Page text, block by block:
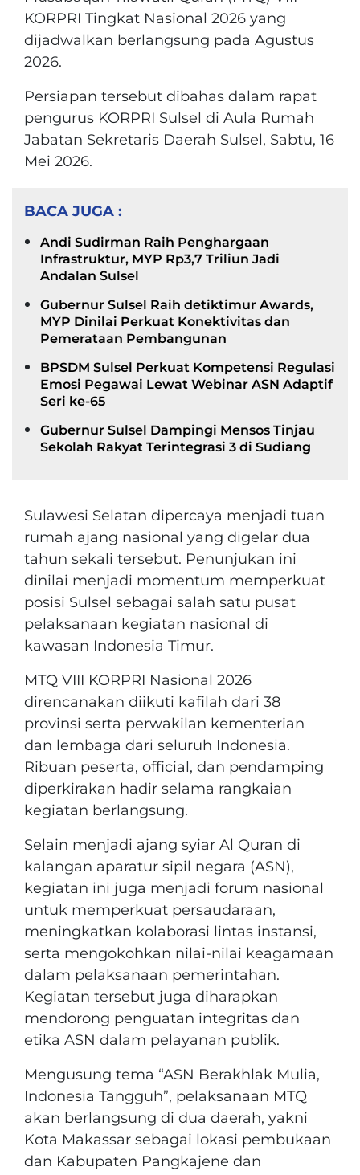
KORPRI Tingkat Nasional 2026 yang
dijadwalkan berlangsung pada Agustus
2026.
Persiapan tersebut dibahas dalam rapat
pengurus KORPRI Sulsel di Aula Rumah
Jabatan Sekretaris Daerah Sulsel, Sabtu, 16
Mei 2026.
BACA JUGA :
Andi Sudirman Raih Penghargaan
Infrastruktur, MYP Rp3,7 Triliun Jadi
Andalan Sulsel
Gubernur Sulsel Raih detiktimur Awards,
MYP Dinilai Perkuat Konektivitas dan
Pemerataan Pembangunan
BPSDM Sulsel Perkuat Kompetensi Regulasi
Emosi Pegawai Lewat Webinar ASN Adaptif
Seri ke-65
Gubernur Sulsel Dampingi Mensos Tinjau
Sekolah Rakyat Terintegrasi 3 di Sudiang
Sulawesi Selatan dipercaya menjadi tuan
rumah ajang nasional yang digelar dua
tahun sekali tersebut. Penunjukan ini
dinilai menjadi momentum memperkuat
posisi Sulsel sebagai salah satu pusat
pelaksanaan kegiatan nasional di
kawasan Indonesia Timur.
MTQ VIII KORPRI Nasional 2026
direncanakan diikuti kafilah dari 38
provinsi serta perwakilan kementerian
dan lembaga dari seluruh Indonesia.
Ribuan peserta, official, dan pendamping
diperkirakan hadir selama rangkaian
kegiatan berlangsung.
Selain menjadi ajang syiar Al Quran di
kalangan aparatur sipil negara (ASN),
kegiatan ini juga menjadi forum nasional
untuk memperkuat persaudaraan,
meningkatkan kolaborasi lintas instansi,
serta mengokohkan nilai-nilai keagamaan
dalam pelaksanaan pemerintahan.
Kegiatan tersebut juga diharapkan
mendorong penguatan integritas dan
etika ASN dalam pelayanan publik.
Mengusung tema “ASN Berakhlak Mulia,
Indonesia Tangguh”, pelaksanaan MTQ
akan berlangsung di dua daerah, yakni
Kota Makassar sebagai lokasi pembukaan
dan Kabupaten Pangkajene dan